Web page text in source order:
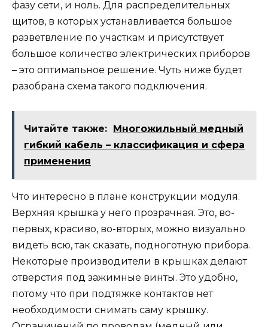
фазу сети, и ноль. Для распределительных
щитов, в которых устанавливается большое
разветвление по участкам и присутствует
большое количество электрических приборов
– это оптимальное решение. Чуть ниже будет
разобрана схема такого подключения.
Читайте также: Многожильный медный
гибкий кабель – классификация и сфера
применения
Что интересно в плане конструкции модуля.
Верхняя крышка у него прозрачная. Это, во-
первых, красиво, во-вторых, можно визуально
видеть всю, так сказать, подноготную прибора.
Некоторые производители в крышках делают
отверстия под зажимные винты. Это удобно,
потому что при подтяжке контактов нет
необходимости снимать саму крышку.